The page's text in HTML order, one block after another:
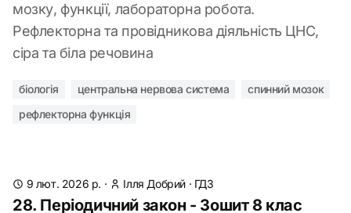
мозку, функції, лабораторна робота.
Рефлекторна та провідникова діяльність ЦНС,
сіра та біла речовина
біологія центральна нервова система
спинний мозок
рефлекторна функція
9 лют. 2026 р. · Ілля Добрий · ГДЗ
28. Періодичний закон - Зошит 8 клас